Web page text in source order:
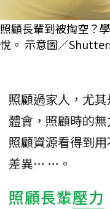
照顧長輩到被掏空？
悅。 示意圖／
照顧過家人，尤
體會，照顧時的
照顧資源看得到
差異… …。
照顧長輩壓力